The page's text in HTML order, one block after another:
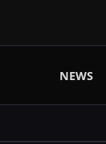
NEWS